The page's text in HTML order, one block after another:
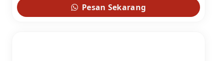
Pesan Sekarang